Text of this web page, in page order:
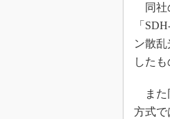
同社
「
ン散
した
また
方式で